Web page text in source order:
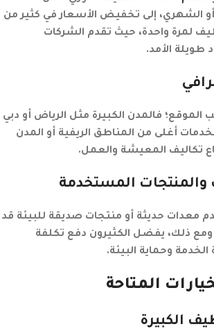
الشهري، إلى تخفيض الأسعار في كثير من
لمرة واحدة، حيث تقدم الشركات
الأمد.
فالمدن الكبيرة مثل الرياض أو دبي
أغلى من المناطق الريفية أو المدن
تكاليف المعيشة والعمل.
والمنتجات المستخدمة
معدات حديثة أو منتجات صديقة للبيئة قد
ذلك، يفضل الكثيرون دفع تكلفة
وحماية البيئة.
المتاحة
الكبيرة